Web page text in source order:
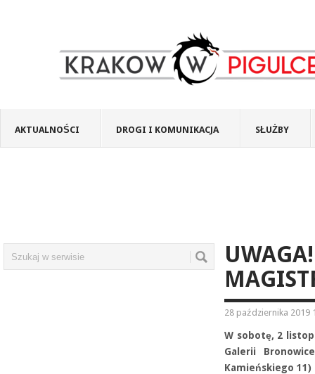
AKTUALNOŚCI DROGI I KOMUNIKACJA SŁUŻBY
28 października 2019
W sobotę, 2
Galerii
Kamieńskiego